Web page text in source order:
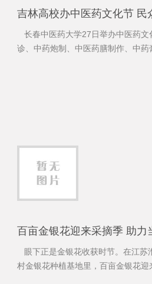
长春中医药大学27日举办中医药文
诊、中药炮制、中医药膳制作、中药
眼下正是金银花收获时节。在江苏
村金银花种植基地里，百亩金银花迎